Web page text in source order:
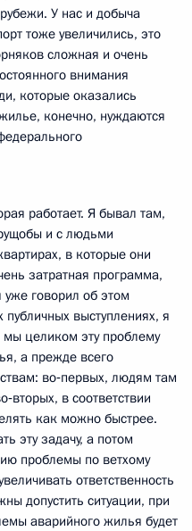
У нас и добыча
тоже увеличились, это
сложная и очень
внимания
которые оказались
конечно, нуждаются
работает. Я бывал там,
и с людьми
в которые они
затратная программа,
говорил об этом
выступлениях, я
целиком эту проблему
а прежде всего
во‑первых, людям там
в соответствии
как можно быстрее.
эту задачу, а потом
проблемы по ветхому
ответственность
допустить ситуации, при
аварийного жилья будет